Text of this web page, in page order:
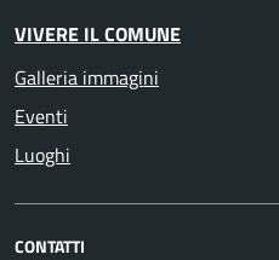
VIVERE IL COMUNE
Galleria immagini
Eventi
Luoghi
CONTATTI